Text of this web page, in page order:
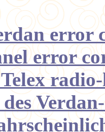
error
error